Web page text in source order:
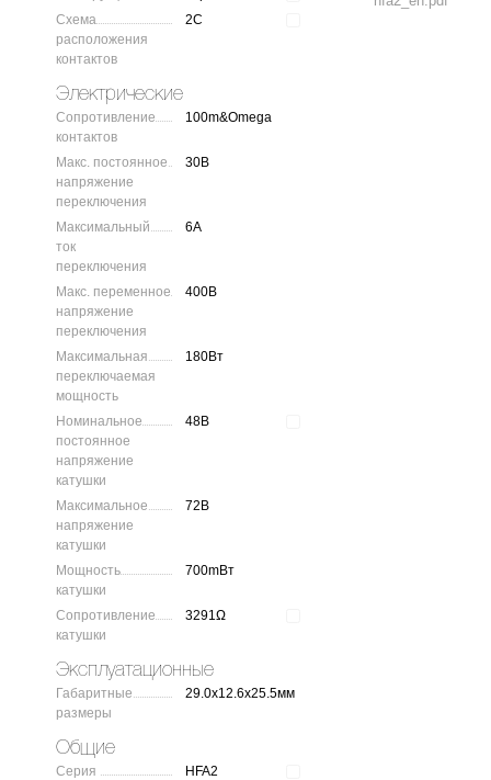
Схема
расположения
контактов
2C
Электрические
Сопротивление
контактов
100m&Omega
Макс. постоянное
напряжение
переключения
30В
Максимальный
ток
переключения
6A
Макс. переменное
напряжение
переключения
400В
Максимальная
переключаемая
мощность
180Вт
Номинальное
постоянное
напряжение
катушки
48В
Максимальное
напряжение
катушки
72В
Мощность
катушки
700mВт
Сопротивление
катушки
3291Ω
Эксплуатационные
Габаритные
размеры
29.0x12.6x25.5мм
Общие
Серия
HFA2